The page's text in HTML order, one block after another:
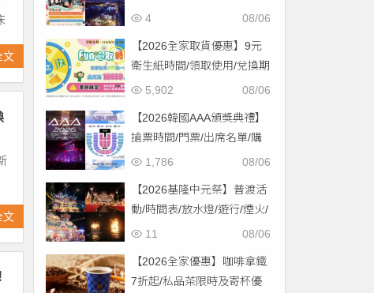
文
文
通，免費入場！
08/06
4
【2026全家取貨優惠】9元
衛生紙時間/領取使用/兌換期
限一次看！
08/06
5,902
【2026韓國AAA頒獎典禮】
搶票時間/門票/出席名單/購
票一次看！
08/06
1,786
【2026基隆中元祭】普渡活
動/時間表/放水燈/遊行/煙火/
交通一次看！
08/06
11
【2026全家優惠】咖啡拿鐵
7折起/私品茶限時及寄杯優